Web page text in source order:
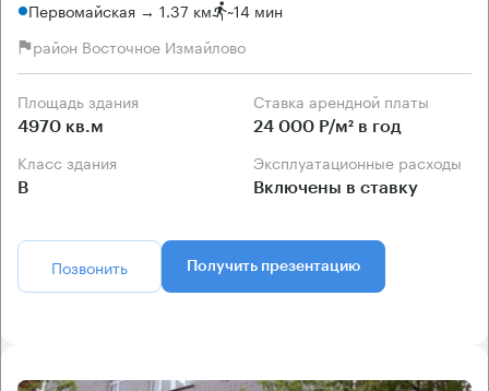
Первомайская → 1.37 км ~14 мин
район Восточное Измайлово
Площадь здания
4970 кв.м
Ставка арендной платы
24 000 Р/м² в год
Класс здания
B
Эксплуатационные расходы
Включены в ставку
Позвонить Получить презентацию